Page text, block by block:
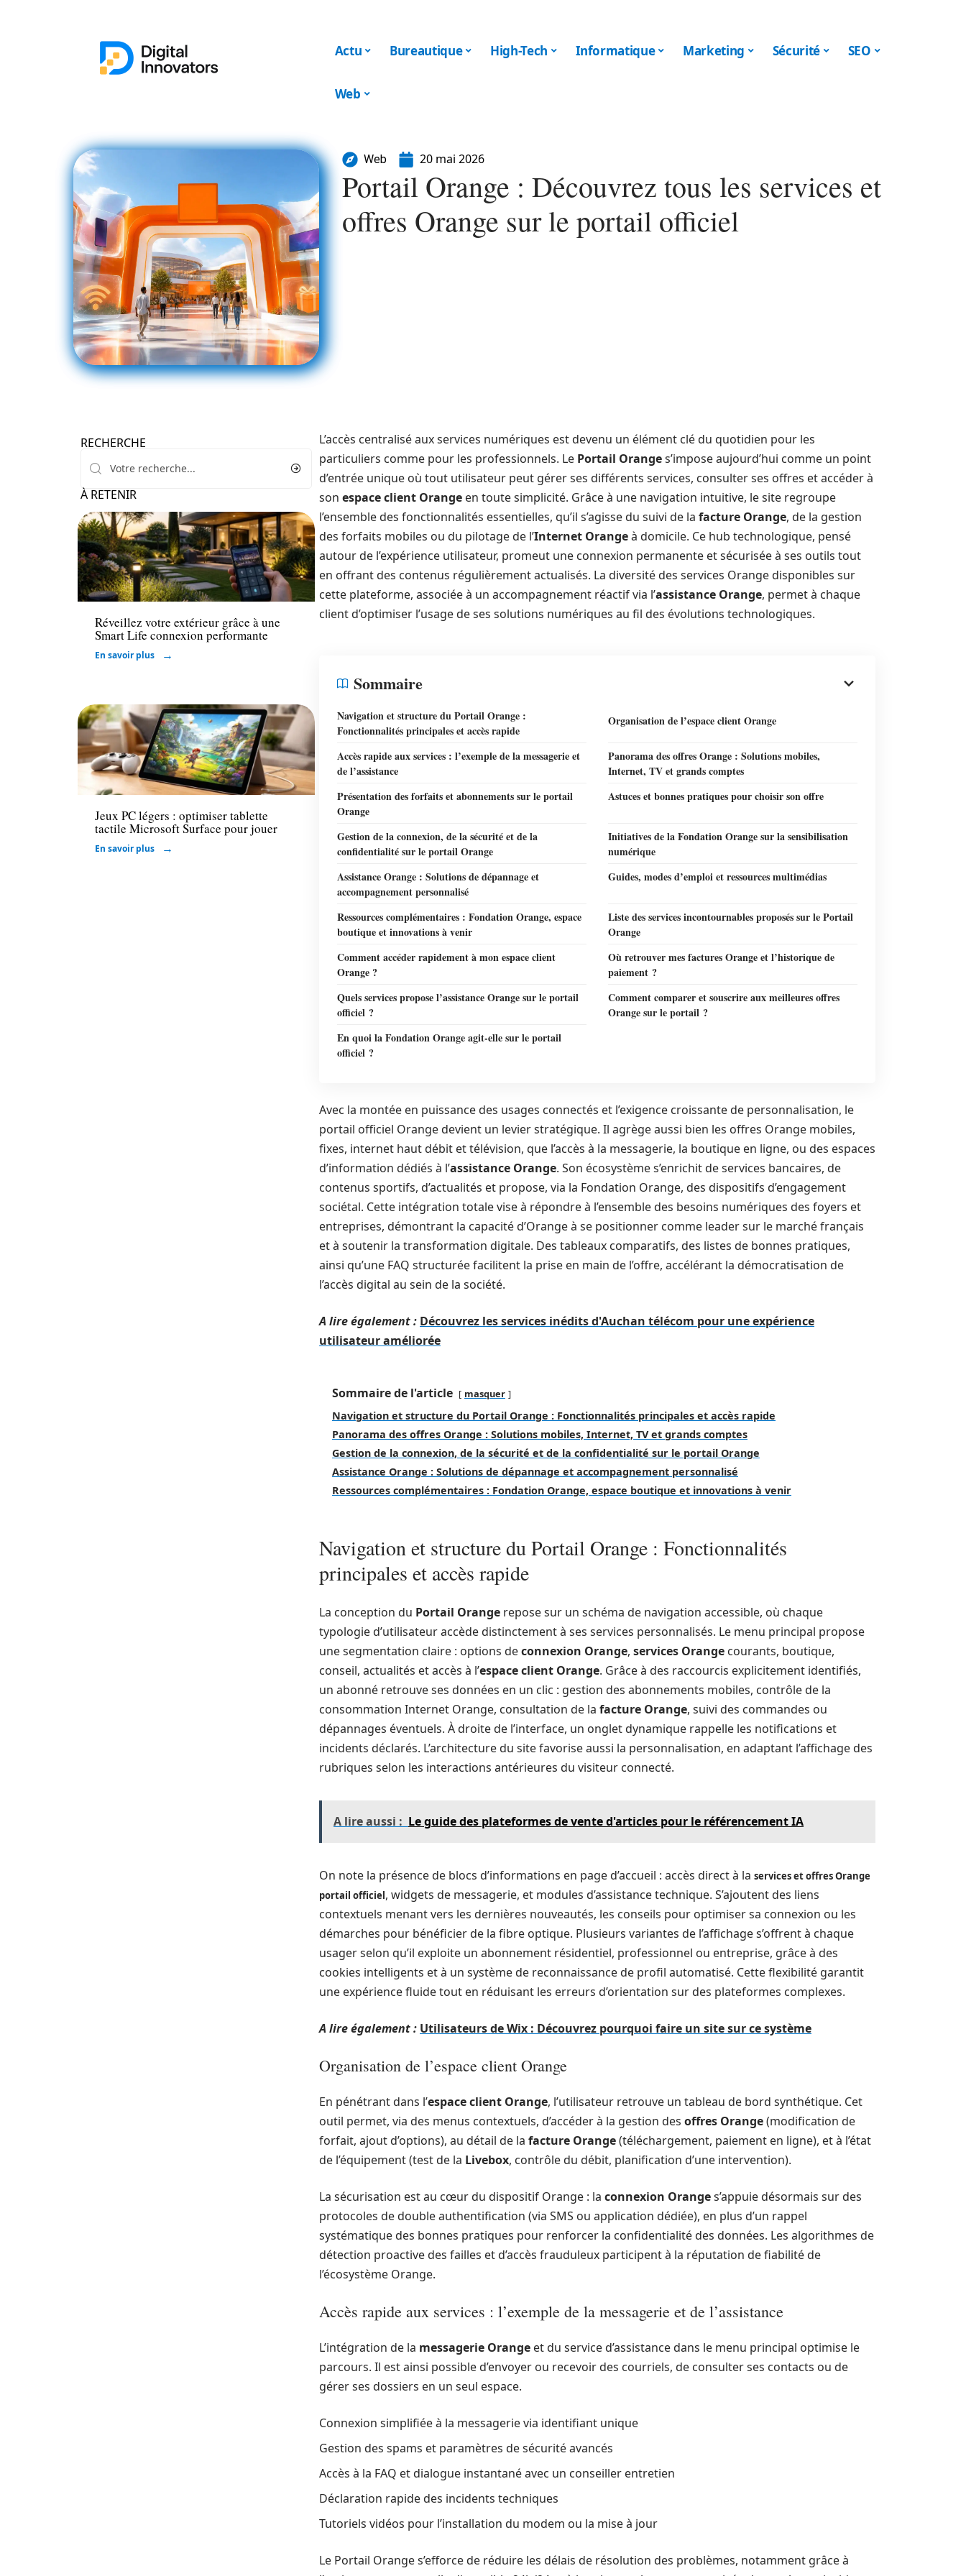
Actu Bureautique High-Tech Informatique Marketing Sécurité SEO
Web
Web 20 mai 2026
Portail Orange : Découvrez tous les services et
offres Orange sur le portail officiel
RECHERCHE
À RETENIR
High-Tech
Réveillez votre extérieur grâce à une
Smart Life connexion performante
En savoir plus
High-Tech
Jeux PC légers : optimiser tablette
tactile Microsoft Surface pour jouer
En savoir plus
L’accès centralisé aux services numériques est devenu un élément clé du quotidien pour les
particuliers comme pour les professionnels. Le Portail Oranges’impose aujourd’hui comme un point
d’entrée unique où tout utilisateur peut gérer ses différents services, consulter ses offres et accéder à
son espace client Orange en toute simplicité. Grâce à une navigation intuitive, le site regroupe
l’ensemble des fonctionnalités essentielles, qu’il s’agisse du suivi de la facture Orange, de la gestion
des forfaits mobiles ou du pilotage de l’Internet Orangeà domicile. Ce hub technologique, pensé
autour de l’expérience utilisateur, promeut une connexion permanente et sécurisée à ses outils tout
en offrant des contenus régulièrement actualisés. La diversité des services Orange disponibles sur
cette plateforme, associée à un accompagnement réactif via l’assistance Orange, permet à chaque
client d’optimiser l’usage de ses solutions numériques au fil des évolutions technologiques.
Sommaire
Navigation et structure du Portail Orange :
Fonctionnalités principales et accès rapide
Organisation de l’espace client Orange
Accès rapide aux services : l’exemple de la messagerie et
de l’assistance
Panorama des offres Orange : Solutions mobiles,
Internet, TV et grands comptes
Présentation des forfaits et abonnements sur le portail
Orange
Astuces et bonnes pratiques pour choisir son offre
Gestion de la connexion, de la sécurité et de la
confidentialité sur le portail Orange
Initiatives de la Fondation Orange sur la sensibilisation
numérique
Assistance Orange : Solutions de dépannage et
accompagnement personnalisé
Guides, modes d’emploi et ressources multimédias
Ressources complémentaires : Fondation Orange, espace
boutique et innovations à venir
Liste des services incontournables proposés sur le Portail
Orange
Comment accéder rapidement à mon espace client
Orange ?
Où retrouver mes factures Orange et l’historique de
paiement ?
Quels services propose l’assistance Orange sur le portail
officiel ?
Comment comparer et souscrire aux meilleures offres
Orange sur le portail ?
En quoi la Fondation Orange agit-elle sur le portail
officiel ?
Avec la montée en puissance des usages connectés et l’exigence croissante de personnalisation, le
portail officiel Orange devient un levier stratégique. Il agrège aussi bien les offres Orange mobiles,
fixes, internet haut débit et télévision, que l’accès à la messagerie, la boutique en ligne, ou des espaces
d’information dédiés à l’assistance Orange. Son écosystème s’enrichit de services bancaires, de
contenus sportifs, d’actualités et propose, via la Fondation Orange, des dispositifs d’engagement
sociétal. Cette intégration totale vise à répondre à l’ensemble des besoins numériques des foyers et
entreprises, démontrant la capacité d’Orange à se positionner comme leader sur le marché français
et à soutenir la transformation digitale. Des tableaux comparatifs, des listes de bonnes pratiques,
ainsi qu’une FAQ structurée facilitent la prise en main de l’offre, accélérant la démocratisation de
l’accès digital au sein de la société.
A lire également : Découvrez les services inédits d'Auchan télécom pour une expérience
utilisateur améliorée
Sommaire de l'article masquer
Navigation et structure du Portail Orange : Fonctionnalités principales et accès rapide
Panorama des offres Orange : Solutions mobiles, Internet, TV et grands comptes
Gestion de la connexion, de la sécurité et de la confidentialité sur le portail Orange
Assistance Orange : Solutions de dépannage et accompagnement personnalisé
Ressources complémentaires : Fondation Orange, espace boutique et innovations à venir
Navigation et structure du Portail Orange : Fonctionnalités
principales et accès rapide
La conception du Portail Orange repose sur un schéma de navigation accessible, où chaque
typologie d’utilisateur accède distinctement à ses services personnalisés. Le menu principal propose
une segmentation claire : options deconnexion Orange, services Orange courants, boutique,
conseil, actualités et accès à l’espace client Orange. Grâce à des raccourcis explicitement identifiés,
un abonné retrouve ses données en un clic : gestion des abonnements mobiles, contrôle de la
consommation Internet Orange, consultation de la facture Orange, suivi des commandes ou
dépannages éventuels. À droite de l’interface, un onglet dynamique rappelle les notifications et
incidents déclarés. L’architecture du site favorise aussi la personnalisation, en adaptant l’affichage des
rubriques selon les interactions antérieures du visiteur connecté.
A lire aussi : Le guide des plateformes de vente d'articles pour le référencement IA
On note la présence de blocs d’informations en page d’accueil : accès direct à la services et offres Orange
portail officiel, widgets de messagerie, et modules d’assistance technique. S’ajoutent des liens
contextuels menant vers les dernières nouveautés, les conseils pour optimiser sa connexion ou les
démarches pour bénéficier de la fibre optique. Plusieurs variantes de l’affichage s’offrent à chaque
usager selon qu’il exploite un abonnement résidentiel, professionnel ou entreprise, grâce à des
cookies intelligents et à un système de reconnaissance de profil automatisé. Cette flexibilité garantit
une expérience fluide tout en réduisant les erreurs d’orientation sur des plateformes complexes.
A lire également : Utilisateurs de Wix : Découvrez pourquoi faire un site sur ce système
Organisation de l’espace client Orange
En pénétrant dans l’espace client Orange, l’utilisateur retrouve un tableau de bord synthétique. Cet
outil permet, via des menus contextuels, d’accéder à la gestion des offres Orange(modification de
forfait, ajout d’options), au détail de la facture Orange(téléchargement, paiement en ligne), et à l’état
de l’équipement (test de la Livebox, contrôle du débit, planification d’une intervention).
La sécurisation est au cœur du dispositif Orange : la connexion Oranges’appuie désormais sur des
protocoles de double authentification (via SMS ou application dédiée), en plus d’un rappel
systématique des bonnes pratiques pour renforcer la confidentialité des données. Les algorithmes de
détection proactive des failles et d’accès frauduleux participent à la réputation de fiabilité de
l’écosystème Orange.
Accès rapide aux services : l’exemple de la messagerie et de l’assistance
L’intégration de la messagerie Orange et du service d’assistance dans le menu principal optimise le
parcours. Il est ainsi possible d’envoyer ou recevoir des courriels, de consulter ses contacts ou de
gérer ses dossiers en un seul espace.
Connexion simplifiée à la messagerie via identifiant unique
Gestion des spams et paramètres de sécurité avancés
Accès à la FAQ et dialogue instantané avec un conseiller entretien
Déclaration rapide des incidents techniques
Tutoriels vidéos pour l’installation du modem ou la mise à jour
Le Portail Orange s’efforce de réduire les délais de résolution des problèmes, notamment grâce à